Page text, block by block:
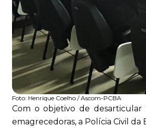
Foto: Henrique Coelho / Ascom-PCBA
Com o objetivo de desarticular
emagrecedoras, a Polícia Civil